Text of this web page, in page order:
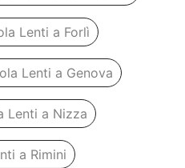
Lenti a Forlì
Lenti a Genova
Lenti a Nizza
a Rimini